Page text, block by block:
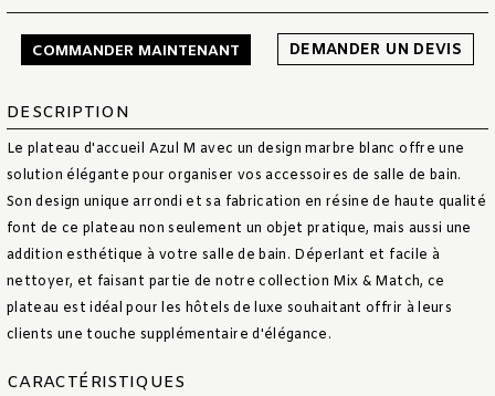
COMMANDER MAINTENANT DEMANDER UN DEVIS
DESCRIPTION
Le plateau d'accueil Azul M avec un design marbre blanc offre une
solution élégante pour organiser vos accessoires de salle de bain.
Son design unique arrondi et sa fabrication en résine de haute qualité
font de ce plateau non seulement un objet pratique, mais aussi une
addition esthétique à votre salle de bain. Déperlant et facile à
nettoyer, et faisant partie de notre collection Mix & Match, ce
plateau est idéal pour les hôtels de luxe souhaitant offrir à leurs
clients une touche supplémentaire d'élégance.
CARACTÉRISTIQUES